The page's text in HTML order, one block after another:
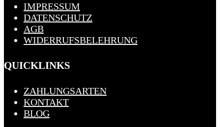
IMPRESSUM
DATENSCHUTZ
AGB
WIDERRUFSBELEHRUNG
QUICKLINKS
ZAHLUNGSARTEN
KONTAKT
BLOG